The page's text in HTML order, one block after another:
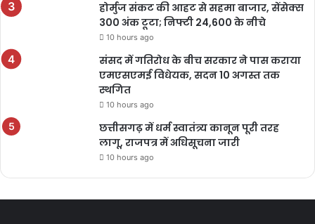
होर्मुज संकट की आहट से सहमा बाजार, सेंसेक्स
300 अंक टूटा; निफ्टी 24,600 के नीचे
10 hours ago
संसद में गतिरोध के बीच सरकार ने पास कराया
एमएसएमई विधेयक, सदन 10 अगस्त तक
स्थगित
10 hours ago
छत्तीसगढ़ में धर्म स्वातंत्र्य कानून पूरी तरह
लागू, राजपत्र में अधिसूचना जारी
10 hours ago